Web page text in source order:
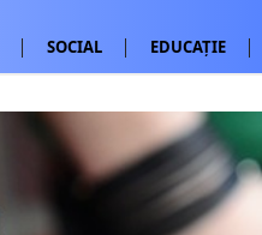
SOCIAL EDUCAȚIE